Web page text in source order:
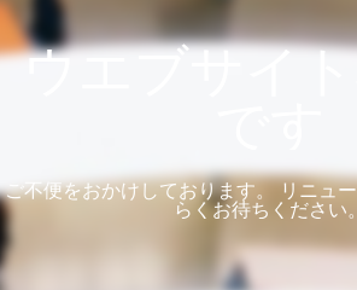
ウエブサイト
ご不便をおかけしております。 リニュー
らくお待ちください。